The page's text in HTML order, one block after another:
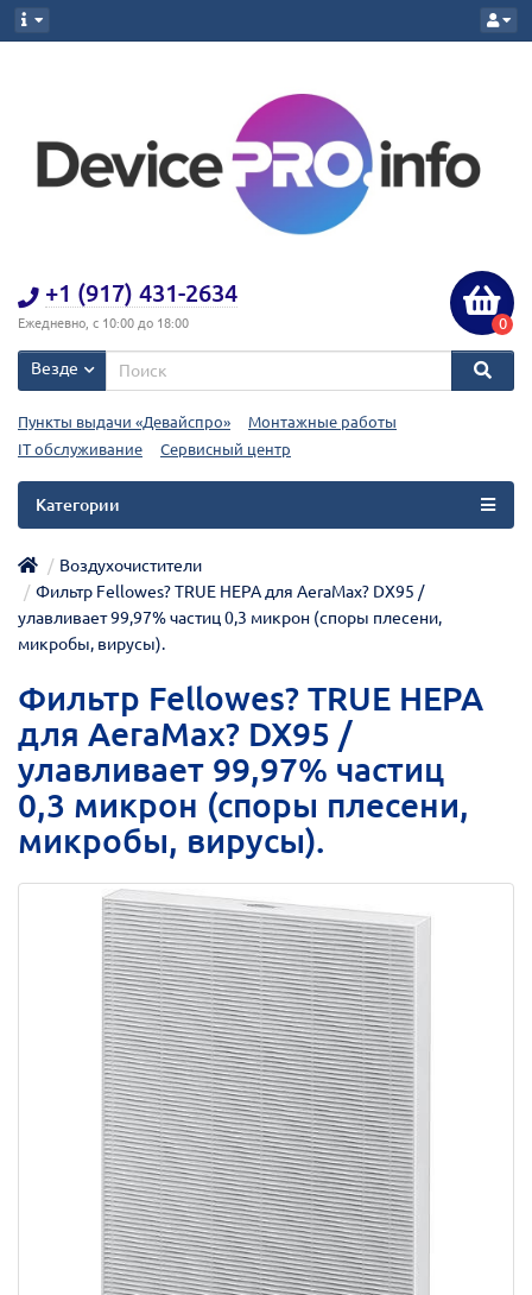
+1 (917) 431-2634
Ежедневно, с 10:00 до 18:00 0
Везде
Пункты выдачи «Девайспро»
Монтажные работы
IT обслуживание
Сервисный центр
Категории
Воздухочистители
Фильтр Fellowes? TRUE HEPA для AeraMax? DX95 /
улавливает 99,97% частиц 0,3 микрон (споры плесени,
микробы, вирусы).
Фильтр Fellowes? TRUE HEPA
для AeraMax? DX95 /
улавливает 99,97% частиц
0,3 микрон (споры плесени,
микробы, вирусы).